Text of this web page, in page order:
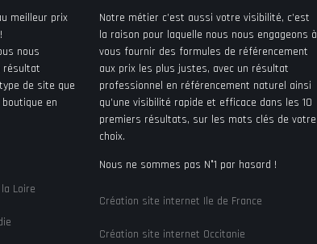
meilleur prix
nous
résultat
de site que
en
Loire
Notre métier c’est aussi votre visibilité, c’est
la raison pour laquelle nous nous engageons à
vous fournir des formules de référencement
aux prix les plus justes, avec un résultat
professionnel en référencement naturel ainsi
qu’une visibilité rapide et efficace dans les 10
premiers résultats, sur les mots clés de votre
choix.
Nous ne sommes pas N°1 par hasard !
Création site internet Ile de France
Création site internet Occitanie